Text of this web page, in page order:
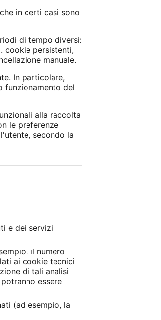
in certi casi sono
di tempo diversi:
cookie persistenti,
manuale.
In particolare,
funzionamento del
alla raccolta
le preferenze
secondo la
e dei servizi
il numero
ai cookie tecnici
di tali analisi
essere
(ad esempio, la